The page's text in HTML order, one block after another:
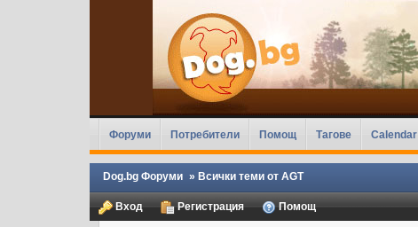
Форуми Потребители Помощ Тагове Calendar
Dog.bg Форуми » Всички теми от AGT
Вход Регистрация Помощ